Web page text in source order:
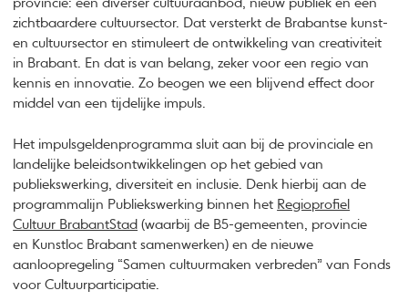
provincie: een diverser cultuuraanbod, nieuw publiek en een
zichtbaardere cultuursector. Dat versterkt de Brabantse kunst-
en cultuursector en stimuleert de ontwikkeling van creativiteit
in Brabant. En dat is van belang, zeker voor een regio van
kennis en innovatie. Zo beogen we een blijvend effect door
middel van een tijdelijke impuls.
Het impulsgeldenprogramma sluit aan bij de provinciale en
landelijke beleidsontwikkelingen op het gebied van
publiekswerking, diversiteit en inclusie. Denk hierbij aan de
programmalijn Publiekswerking binnen het Regioprofiel
Cultuur BrabantStad (waarbij de B5-gemeenten, provincie
en Kunstloc Brabant samenwerken) en de nieuwe
aanloopregeling “Samen cultuurmaken verbreden” van Fonds
voor Cultuurparticipatie.